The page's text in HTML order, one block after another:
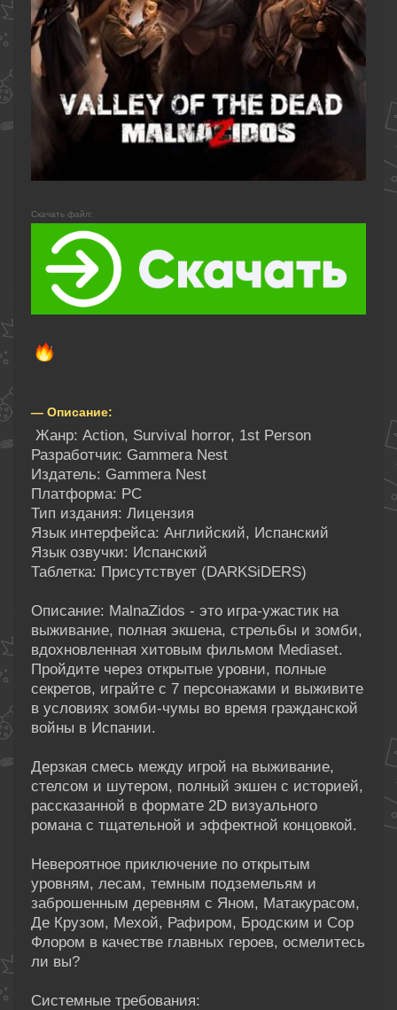
Скачать файл:
— Описание:
Жанр: Action, Survival horror, 1st Person
Разработчик: Gammera Nest
Издатель: Gammera Nest
Платформа: PC
Тип издания: Лицензия
Язык интерфейса: Английский, Испанский
Язык озвучки: Испанский
Таблетка: Присутствует (DARKSiDERS)
Описание: MalnaZidos - это игра-ужастик на
выживание, полная экшена, стрельбы и зомби,
вдохновленная хитовым фильмом Mediaset.
Пройдите через открытые уровни, полные
секретов, играйте с 7 персонажами и выживите
в условиях зомби-чумы во время гражданской
войны в Испании.
Дерзкая смесь между игрой на выживание,
стелсом и шутером, полный экшен с историей,
рассказанной в формате 2D визуального
романа с тщательной и эффектной концовкой.
Невероятное приключение по открытым
уровням, лесам, темным подземельям и
заброшенным деревням с Яном, Матакурасом,
Де Крузом, Мехой, Рафиром, Бродским и Сор
Флором в качестве главных героев, осмелитесь
ли вы?
Системные требования: